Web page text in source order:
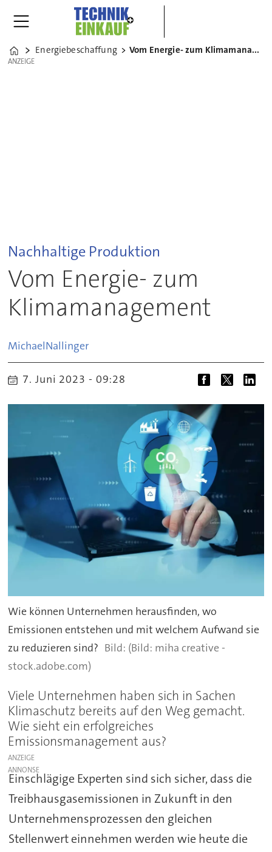
Home
Energiebeschaffung Vom Energie- zum Klimamanagement
ANZEIGE
ANZEIGE
Nachhaltige Produktion
Vom Energie- zum
Klimamanagement
MichaelNallinger
7. Juni 2023 - 09:28
Wie können Unternehmen herausfinden, wo
Emissionen entstehen und mit welchem Aufwand sie
zu reduzieren sind?
(Bild: miha creative -
stock.adobe.com)
Viele Unternehmen haben sich in Sachen
Klimaschutz bereits auf den Weg gemacht.
Wie sieht ein erfolgreiches
Emissionsmanagement aus?
ANZEIGE
Einschlägige Experten sind sich sicher, dass die
Treibhausgasemissionen in Zukunft in den
Unternehmensprozessen den gleichen
Stellenwert einnehmen werden wie heute die